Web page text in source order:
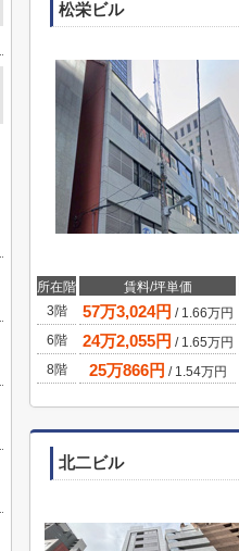
松栄ビル
所在階 賃料/坪単価
3階
57万3,024円 / 1.66万円
6階
24万2,055円 / 1.65万円
8階
25万866円 / 1.54万円
北二ビル